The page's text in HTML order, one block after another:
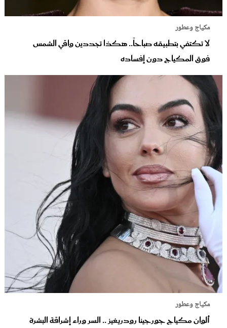
مكياج وعطور
لا تكتفي بتطبيقه صباحاً.. هكذا تجددين واقي الشمس
فوق المكياج دون إفساده
مكياج وعطور
ألوان مكياج جورجينا رودريغيز .. السر وراء إشراقة البشرة